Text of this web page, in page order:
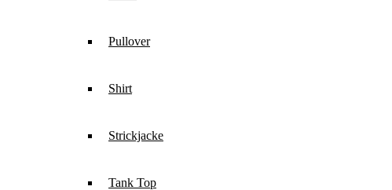
Pullover
Shirt
Strickjacke
Tank Top